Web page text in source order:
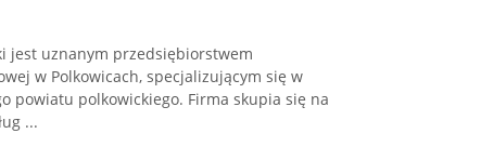
jest uznanym przedsiębiorstwem
w Polkowicach, specjalizującym się w
powiatu polkowickiego. Firma skupia się na
...